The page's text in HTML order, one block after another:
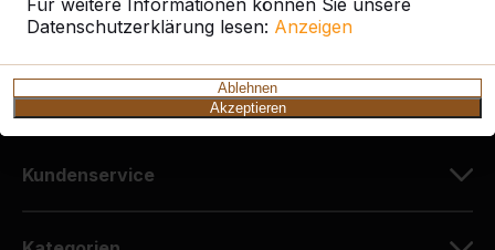
Für weitere Informationen können Sie unsere
Datenschutzerklärung lesen: Anzeigen
Ablehnen
Akzeptieren
info@HeBlad.de
Kundenservice